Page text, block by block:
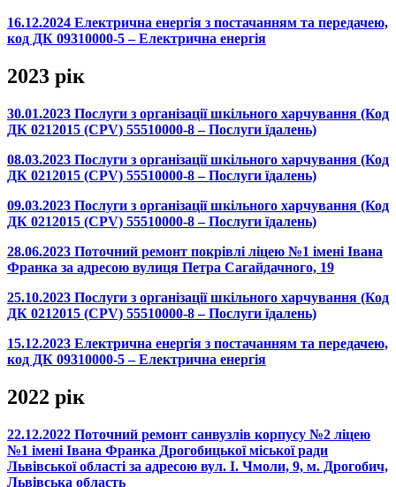
16.12.2024 Електрична енергія з постачанням та передачею,
код ДК 09310000-5 – Електрична енергія
2023 рік
30.01.2023 Послуги з організації шкільного харчування (Код
ДК 0212015 (CPV) 55510000-8 – Послуги їдалень)
08.03.2023 Послуги з організації шкільного харчування (Код
ДК 0212015 (CPV) 55510000-8 – Послуги їдалень)
09.03.2023 Послуги з організації шкільного харчування (Код
ДК 0212015 (CPV) 55510000-8 – Послуги їдалень)
28.06.2023 Поточний ремонт покрівлі ліцею №1 імені Івана
Франка за адресою вулиця Петра Сагайдачного, 19
25.10.2023 Послуги з організації шкільного харчування (Код
ДК 0212015 (CPV) 55510000-8 – Послуги їдалень)
15.12.2023 Електрична енергія з постачанням та передачею,
код ДК 09310000-5 – Електрична енергія
2022 рік
22.12.2022 Поточний ремонт санвузлів корпусу №2 ліцею
№1 імені Івана Франка Дрогобицької міської ради
Львівської області за адресою вул. І. Чмоли, 9, м. Дрогобич,
Львівська область